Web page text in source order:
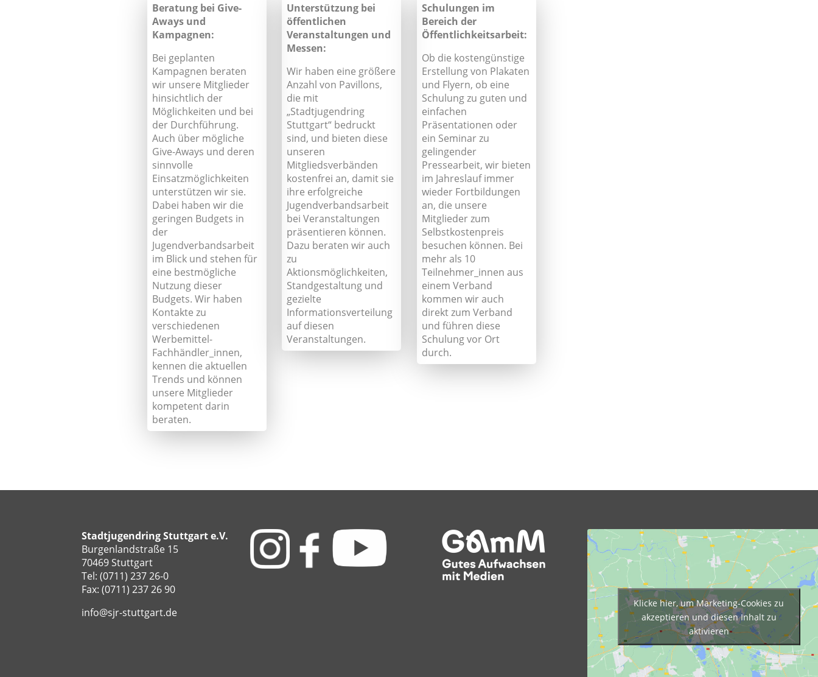
Beratung bei Give-
Aways und
Kampagnen:
Bei geplanten
Kampagnen beraten
wir unsere Mitglieder
hinsichtlich der
Möglichkeiten und bei
der Durchführung.
Auch über mögliche
Give-Aways und deren
sinnvolle
Einsatzmöglichkeiten
unterstützen wir sie.
Dabei haben wir die
geringen Budgets in
der
Jugendverbandsarbeit
im Blick und stehen für
eine bestmögliche
Nutzung dieser
Budgets. Wir haben
Kontakte zu
verschiedenen
Werbemittel-
Fachhändler_innen,
kennen die aktuellen
Trends und können
unsere Mitglieder
kompetent darin
beraten.
Unterstützung bei
öffentlichen
Veranstaltungen und
Messen:
Wir haben eine größere
Anzahl von Pavillons,
die mit
„Stadtjugendring
Stuttgart“ bedruckt
sind, und bieten diese
unseren
Mitgliedsverbänden
kostenfrei an, damit sie
ihre erfolgreiche
Jugendverbandsarbeit
bei Veranstaltungen
präsentieren können.
Dazu beraten wir auch
zu
Aktionsmöglichkeiten,
Standgestaltung und
gezielte
Informationsverteilung
auf diesen
Veranstaltungen.
Schulungen im
Bereich der
Öffentlichkeitsarbeit:
Ob die kostengünstige
Erstellung von Plakaten
und Flyern, ob eine
Schulung zu guten und
einfachen
Präsentationen oder
ein Seminar zu
gelingender
Pressearbeit, wir bieten
im Jahreslauf immer
wieder Fortbildungen
an, die unsere
Mitglieder zum
Selbstkostenpreis
besuchen können. Bei
mehr als 10
Teilnehmer_innen aus
einem Verband
kommen wir auch
direkt zum Verband
und führen diese
Schulung vor Ort
durch.
Stadtjugendring Stuttgart e.V.
Burgenlandstraße 15
70469 Stuttgart
Tel: (0711) 237 26-0
Fax: (0711) 237 26 90
info@sjr-stuttgart.de
Klicke hier, um Marketing-Cookies zu
akzeptieren und diesen Inhalt zu
aktivieren